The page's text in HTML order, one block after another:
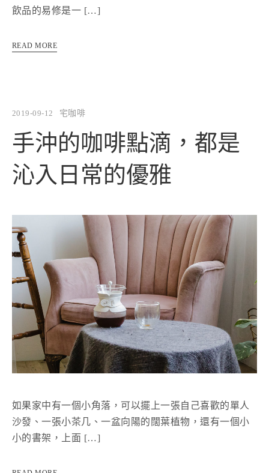
飲品的易修是一 […]
READ MORE
2019-09-12 宅咖啡
手沖的咖啡點滴，都是
沁入日常的優雅
如果家中有一個小角落，可以擺上一張自己喜歡的單人
沙發、一張小茶几、一盆向陽的闊葉植物，還有一個小
小的書架，上面 […]